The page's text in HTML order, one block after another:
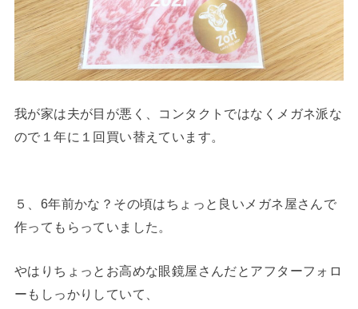
我が家は夫が目が悪く、コンタクトではなくメガネ派な
ので１年に１回買い替えています。
５、6年前かな？その頃はちょっと良いメガネ屋さんで
作ってもらっていました。
やはりちょっとお高めな眼鏡屋さんだとアフターフォロ
ーもしっかりしていて、